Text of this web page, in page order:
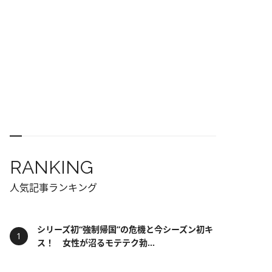
RANKING
人気記事ランキング
シリーズ初“強制帰国”の危機と今シーズン初キ
ス！ 女性が沼るモテテク勃...